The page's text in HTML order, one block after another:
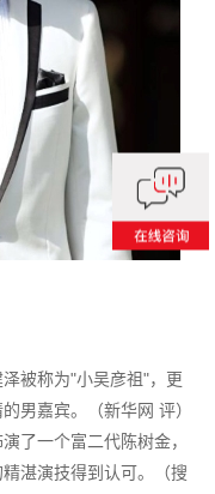
被称为"小吴彦祖"，更
男嘉宾。（新华网 评）
了一个富二代陈树金，
湛演技得到认可。（搜